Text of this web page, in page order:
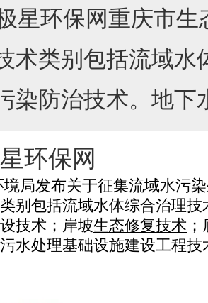
星环保网重庆市
术类别包括流域
染防治技术。地
环保网
局发布关于征集流域水污
别包括流域水体综合治理
技术；岸坡生态修复技术
水处理基础设施建设工程